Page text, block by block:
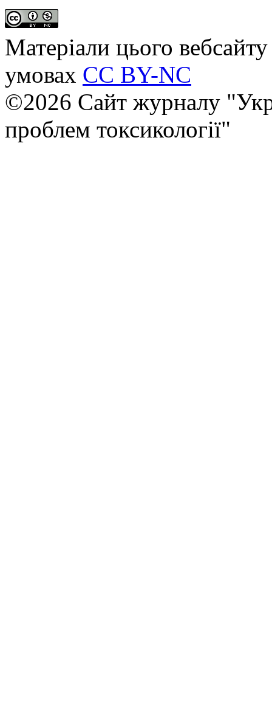
Матеріали цього
умовах CC BY-NC
©2026 Сайт журналу
проблем токсикології"